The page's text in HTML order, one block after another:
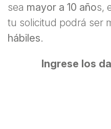
sea mayor a 10 años,
tu solicitud podrá ser
hábiles.
Ingrese los